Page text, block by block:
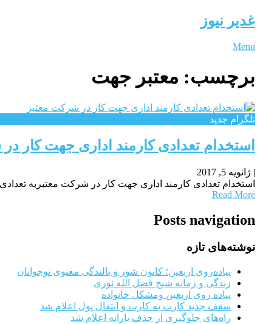
غدیر نیوز
Menu
برچسب: معتبر جهت
تلگرام جدید
استخدام تعدادی کارمند اداری جهت کار
| ژانویه 5, 2017
استخدام تعدادی کارمند اداری جهت کار در شرکت معتبربه تعدادی کارمند اداری خانم جهت
Read More
Posts navigation
نوشته‌های تازه
پیاده‌روی اربعین؛ کانون شور و بالندگی معنوی نوجوانان
زندگی و زمانه شیخ فضل الله نوری
پیاده روی اربعین ومشکل خانواده
سقف جدید کارت به کارت و انتقال پول اعلام شد
راه‌های جلوگیری از حذف یارانه اعلام شد